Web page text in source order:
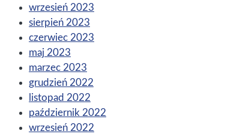
wrzesień 2023
sierpień 2023
czerwiec 2023
maj 2023
marzec 2023
grudzień 2022
listopad 2022
październik 2022
wrzesień 2022